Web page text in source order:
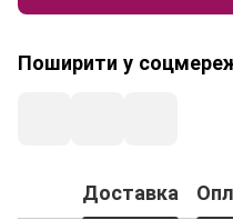
Поширити у
Доставка